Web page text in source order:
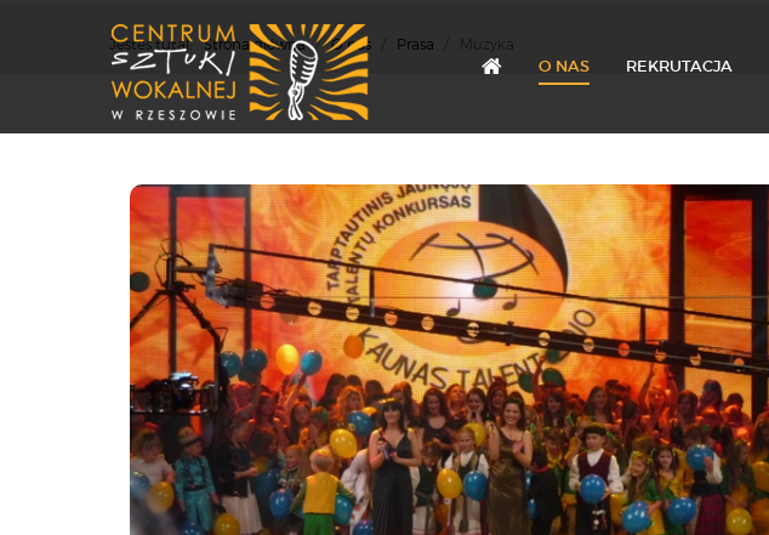
O NAS REKRUTACJA
Jesteś tutaj: Strona główna / O nas Prasa Muzyka